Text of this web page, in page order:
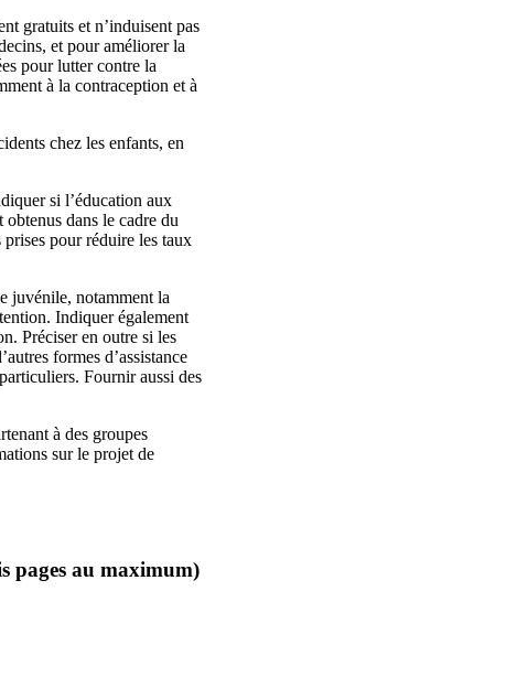
gratuits et n’induisent pas
et pour améliorer la
pour lutter contre la
à la contraception et à
chez les enfants, en
si l’éducation aux
dans le cadre du
pour réduire les taux
juvénile, notamment la
Indiquer également
Préciser en outre si les
formes d’assistance
Fournir aussi des
à des groupes
sur le projet de
pages au maximum)